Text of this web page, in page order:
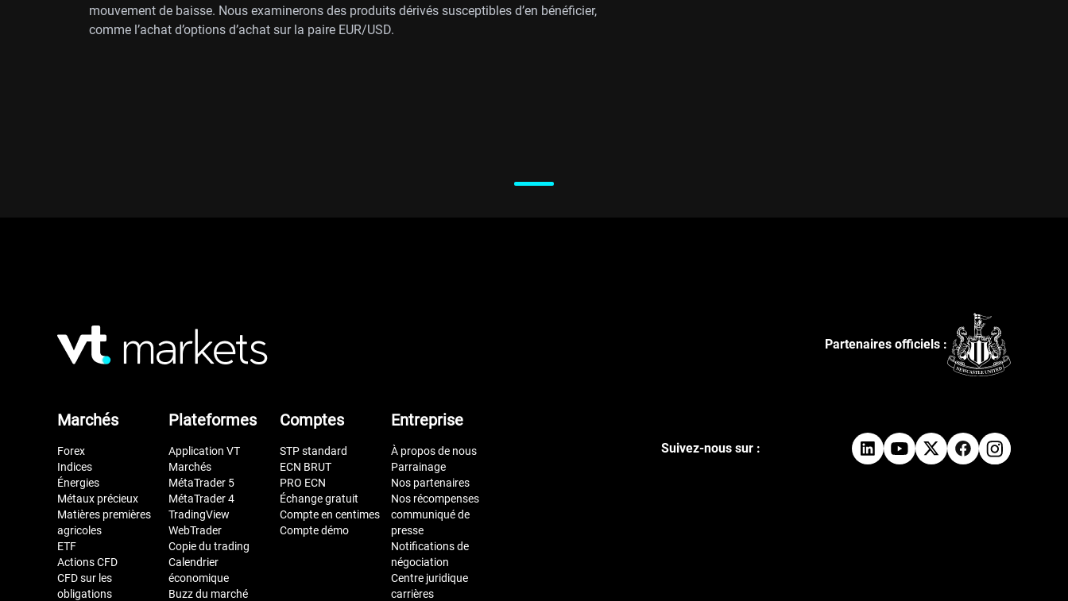
mouvement de baisse. Nous examinerons des produits dérivés susceptibles d’en bénéficier,
comme l’achat d’options d’achat sur la paire EUR/USD.
Partenaires officiels :
Marchés
Forex
Indices
Énergies
Métaux précieux
Matières premières
agricoles
ETF
Actions CFD
CFD sur les
obligations
Plateformes
Application VT
Marchés
MétaTrader 5
MétaTrader 4
TradingView
WebTrader
Copie du trading
Calendrier
économique
Buzz du marché
Comptes
STP standard
ECN BRUT
PRO ECN
Échange gratuit
Compte en centimes
Compte démo
Entreprise
À propos de nous
Parrainage
Nos partenaires
Nos récompenses
communiqué de
presse
Notifications de
négociation
Centre juridique
carrières
Suivez-nous sur :